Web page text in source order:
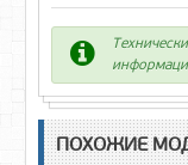
ПОХОЖИЕ